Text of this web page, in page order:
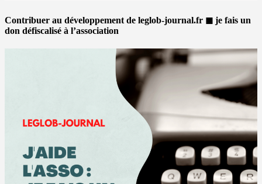
Contribuer au développement de leglob-journal.fr ◼ je fais un
don défiscalisé à l’association